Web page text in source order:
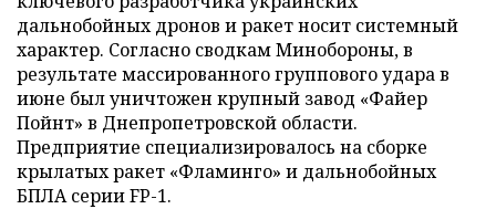
дальнобойных дронов и ракет носит системный
характер. Согласно сводкам Минобороны, в
результате массированного группового удара в
июне был уничтожен крупный завод «Файер
Пойнт» в Днепропетровской области.
Предприятие специализировалось на сборке
крылатых ракет «Фламинго» и дальнобойных
БПЛА серии FP-1.